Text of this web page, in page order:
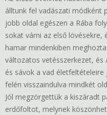
álltunk fel vadászati módként
jobb oldal egészen a Rába
sokat várni az első lövésekre,
hamar mindenkiben
változatos vetésszerkezet,
és sávok a vad
felén visszaindulva mindkét
Jól megzörgettük a kiszáradt
erdőfoltot, melynek